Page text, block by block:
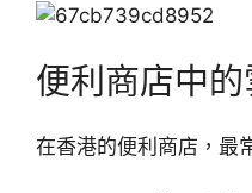
便利商店中
在香港的便利商店，最